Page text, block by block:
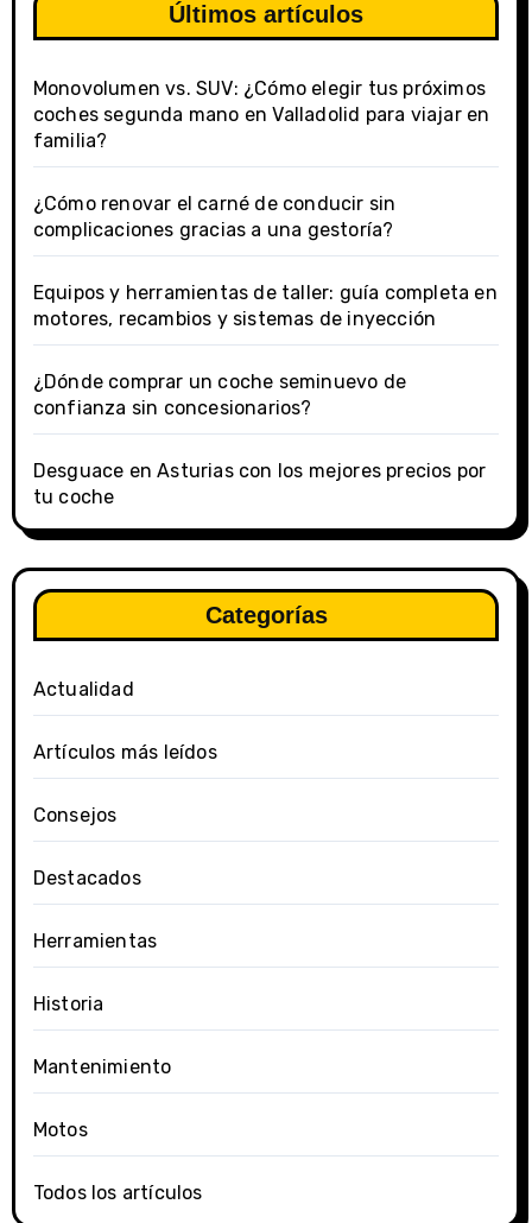
Últimos artículos
Monovolumen vs. SUV: ¿Cómo elegir tus próximos
coches segunda mano en Valladolid para viajar en
familia?
¿Cómo renovar el carné de conducir sin
complicaciones gracias a una gestoría?
Equipos y herramientas de taller: guía completa en
motores, recambios y sistemas de inyección
¿Dónde comprar un coche seminuevo de
confianza sin concesionarios?
Desguace en Asturias con los mejores precios por
tu coche
Categorías
Actualidad
Artículos más leídos
Consejos
Destacados
Herramientas
Historia
Mantenimiento
Motos
Todos los artículos